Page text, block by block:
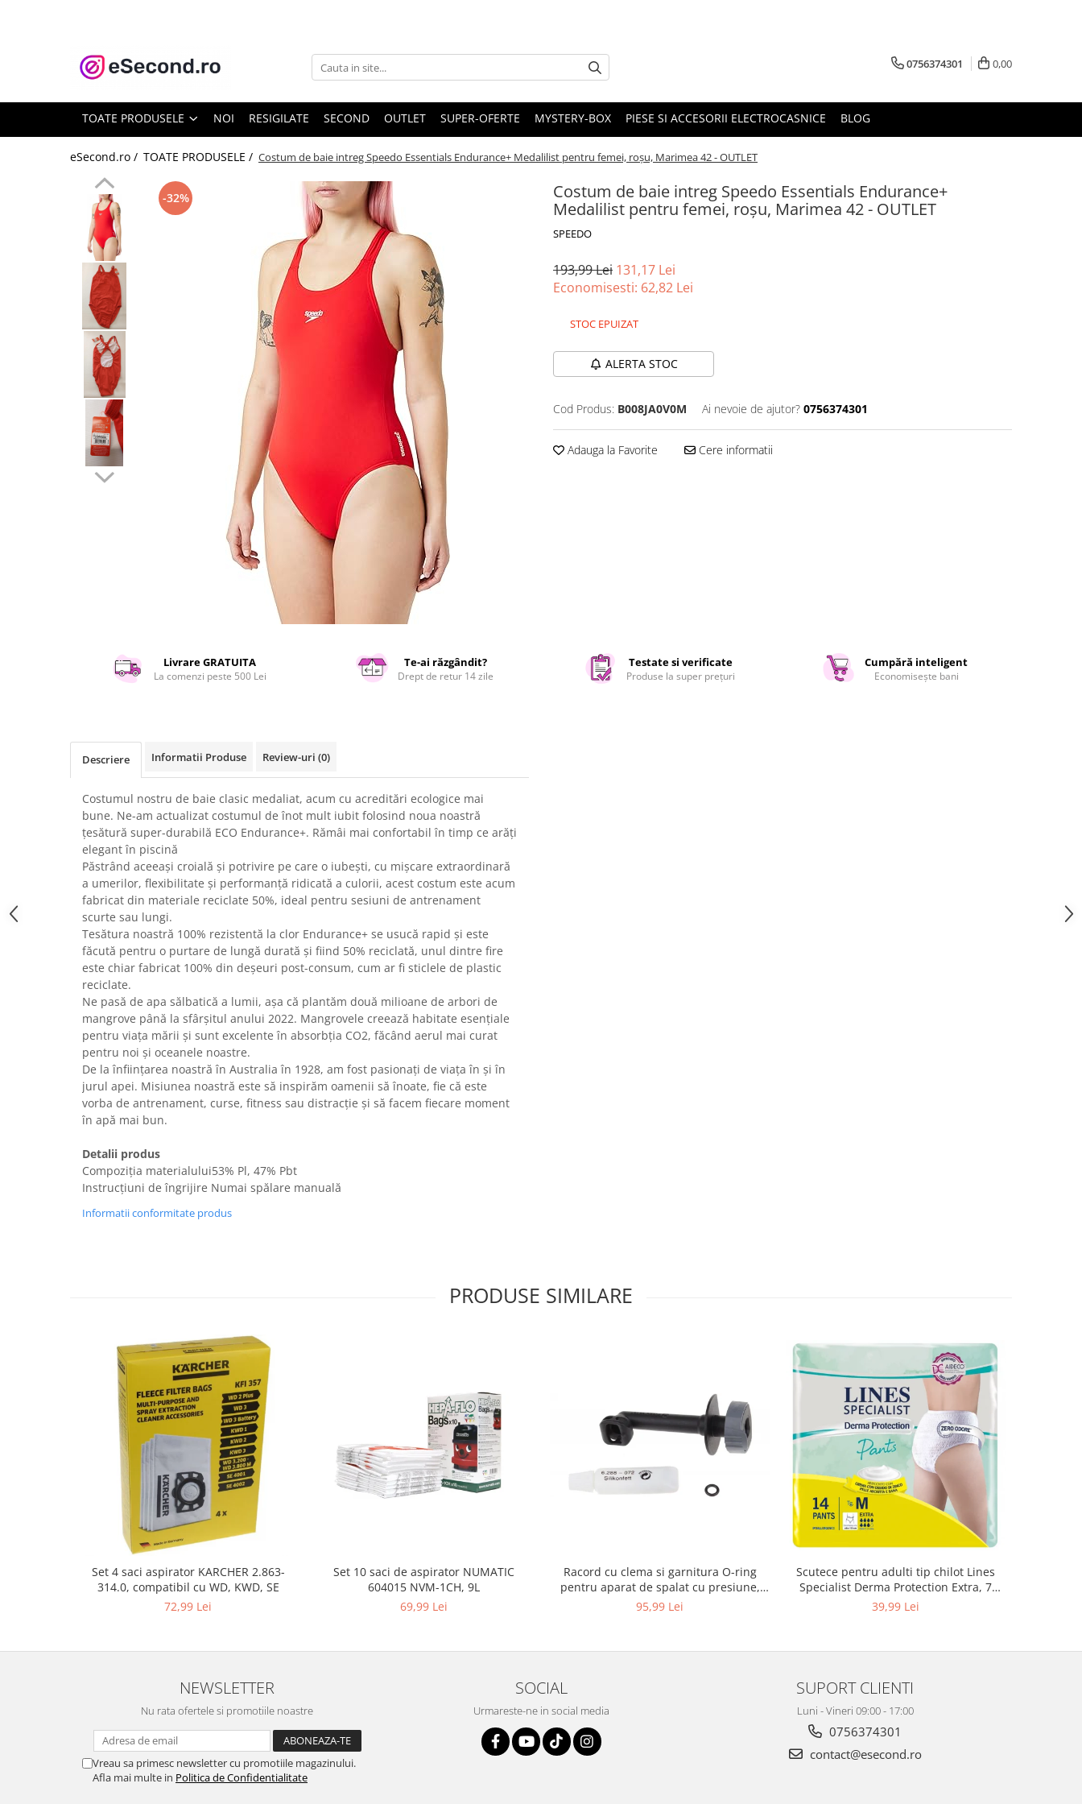
TOATE PRODUSELE
Accesorii Auto
Covorase auto
Echipamente pentru Atelier
Electronice Auto
Intretinere & Cosmetica auto
Reparatii si echipamente auto
Trotinete electrice
Casa, Gradina & Bricolaj
Bucatarie & Servire
Curatenie si intretinere
Hobby-uri creative
Iluminat & Electrice
Scule electrice si unelte
Silicon, spume si solutii tehnice
Uscatoare rufe
Utilaje si materiale de constructii
Laptop, Tablete & Telefoane
Accesorii tablete
Laptopuri si Accesorii
Telefoane Mobile & accesorii
Wearable & Gadgeturi
Electrocasnice & Climatizare
Accesorii si piese masini spalat
rufe si uscatoare
Accesorii si piese masini spalat
Aparate Frigorifice
Aparate Racire Aer
Aragaze si cuptoare cu microunde
Climatizare & sisteme de incalzire
Electrocasnice pentru Bucatarie
Fiare de calcat si masini de cusut
Ingrijire Locuinta
Imbracaminte si Incaltaminte copii
Incaltaminte barbati
Gaming, Carti & Birotica
Console, Jocuri & Accesorii
Ingrijire personala & Cosmetice
Accesorii aparate de ras electrice
Accesorii aparate hair styling
Aparate & Accesorii ingrijire
Jucarii, Copii & Bebe
Camera copilului
0756374301 0,00
TOATE PRODUSELE NOI RESIGILATE SECOND OUTLET SUPER-OFERTE MYSTERY-BOX PIESE SI ACCESORII ELECTROCASNICE BLOG
eSecond.ro / TOATE PRODUSELE / Costum de baie intreg Speedo Essentials Endurance+ Medalilist pentru femei, roșu, Marimea 42 - OUTLET
Costum de baie intreg Speedo Essentials Endurance+
Medalilist pentru femei, roșu, Marimea 42 - OUTLET
SPEEDO
-32%
193,99 Lei 131,17 Lei
Economisesti: 62,82 Lei
STOC EPUIZAT
ALERTA STOC
Cod Produs: B008JA0V0M Ai nevoie de ajutor? 0756374301
Adauga la Favorite Cere informatii
Livrare GRATUITA
La comenzi peste 500 Lei
Te-ai răzgândit?
Drept de retur 14 zile
Testate si verificate
Produse la super prețuri
Cumpără inteligent
Economisește bani
Descriere Informatii Produse Review-uri (0)
Costumul nostru de baie clasic medaliat, acum cu acreditări ecologice mai
bune. Ne-am actualizat costumul de înot mult iubit folosind noua noastră
țesătură super-durabilă ECO Endurance+. Rămâi mai confortabil în timp ce arăți
elegant în piscină
Păstrând aceeași croială și potrivire pe care o iubești, cu mișcare extraordinară
a umerilor, flexibilitate și performanță ridicată a culorii, acest costum este acum
fabricat din materiale reciclate 50%, ideal pentru sesiuni de antrenament
scurte sau lungi.
Tesătura noastră 100% rezistentă la clor Endurance+ se usucă rapid și este
făcută pentru o purtare de lungă durată și fiind 50% reciclată, unul dintre fire
este chiar fabricat 100% din deșeuri post-consum, cum ar fi sticlele de plastic
reciclate.
Ne pasă de apa sălbatică a lumii, așa că plantăm două milioane de arbori de
mangrove până la sfârșitul anului 2022. Mangrovele creează habitate esențiale
pentru viața mării și sunt excelente în absorbția CO2, făcând aerul mai curat
pentru noi și oceanele noastre.
De la înființarea noastră în Australia în 1928, am fost pasionați de viața în și în
jurul apei. Misiunea noastră este să inspirăm oamenii să înoate, fie că este
vorba de antrenament, curse, fitness sau distracție și să facem fiecare moment
în apă mai bun.
Detalii produs
Compoziția materialului53% Pl, 47% Pbt
Instrucțiuni de îngrijire Numai spălare manuală
Informatii conformitate produs
PRODUSE SIMILARE
Set 4 saci aspirator KARCHER 2.863-
314.0, compatibil cu WD, KWD, SE
72,99 Lei
Set 10 saci de aspirator NUMATIC
604015 NVM-1CH, 9L
69,99 Lei
Racord cu clema si garnitura O-ring
pentru aparat de spalat cu presiune,
KARCHER 4.064-047.0, K2, K3, K4
95,99 Lei
Scutece pentru adulti tip chilot Lines
Specialist Derma Protection Extra, 7
picaturi, marimea M, 14 bucati
39,99 Lei
NEWSLETTER
Nu rata ofertele si promotiile noastre
Vreau sa primesc newsletter cu promotiile magazinului.
Afla mai multe in Politica de Confidentialitate
SOCIAL
Urmareste-ne in social media
SUPORT CLIENTI
Luni - Vineri 09:00 - 17:00
0756374301
contact@esecond.ro